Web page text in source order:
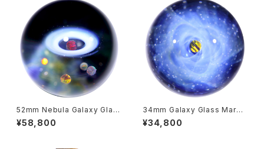
52mm Nebula Galaxy Glas
s Marble 宇宙ガラスマーブル
- オブジェ no.M256
¥58,800
34mm Galaxy Glass Marbl
e 宇宙ガラスマーブル - オブジ
ェ no.M236
¥34,800